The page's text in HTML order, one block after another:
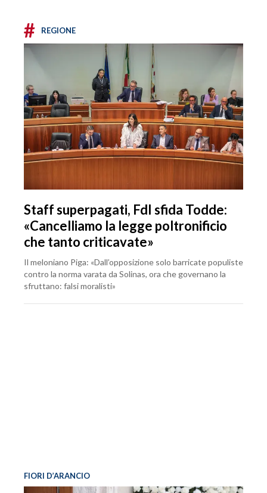
# REGIONE
Staff superpagati, FdI sfida Todde:
«Cancelliamo la legge poltronificio
che tanto criticavate»
Il meloniano Piga: «Dall’opposizione solo barricate populiste
contro la norma varata da Solinas, ora che governano la
sfruttano: falsi moralisti»
FIORI D’ARANCIO